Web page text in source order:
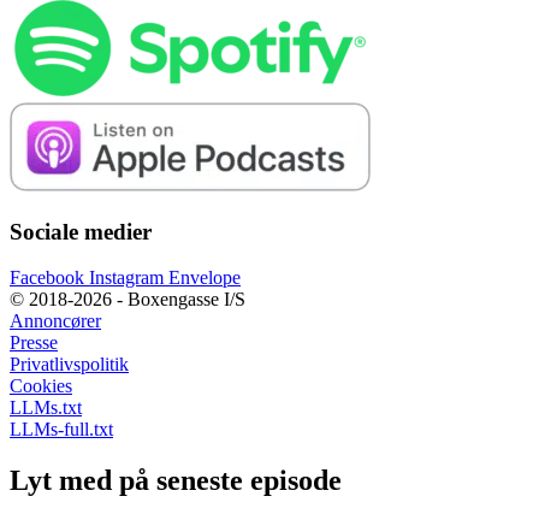
Sociale medier
Facebook Instagram Envelope
© 2018-2026 - Boxengasse I/S
Annoncører
Presse
Privatlivspolitik
Cookies
LLMs.txt
LLMs-full.txt
Lyt med på seneste episode